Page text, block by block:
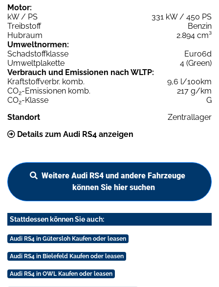
Motor:
kW / PS
331 kW / 450 PS
Treibstoff
Benzin
Hubraum
2.894 cm³
Umweltnormen:
Schadstoffklasse
Euro6d
Umweltplakette
4 (Green)
Verbrauch und Emissionen nach WLTP:
Kraftstoffverbr. komb.
9,6 l/100km
CO2-Emissionen komb.
217 g/km
CO2-Klasse
G
Standort
Zentrallager
Details zum Audi RS4 anzeigen
Weitere Audi RS4 und andere Fahrzeuge
können Sie hier suchen
Stattdessen können Sie auch:
Audi RS4 in Gütersloh Kaufen oder leasen
Audi RS4 in Bielefeld Kaufen oder leasen
Audi RS4 in OWL Kaufen oder leasen